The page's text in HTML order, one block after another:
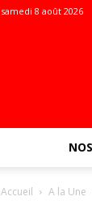
samedi 8 août 2026
Accueil A la Une